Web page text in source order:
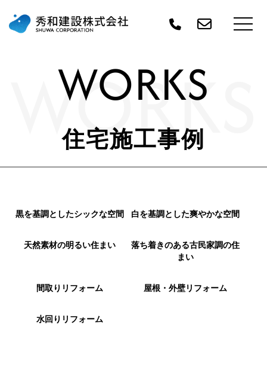
WORKS
WORKS
住宅施工事例
黒を基調としたシックな空間 白を基調とした爽やかな空間
天然素材の明るい住まい
落ち着きのある古民家調の住
まい
間取りリフォーム 屋根・外壁リフォーム
水回りリフォーム